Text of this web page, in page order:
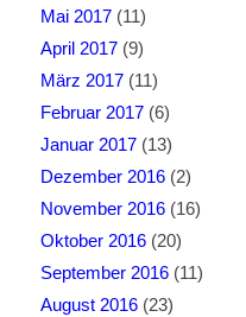
Mai 2017(11)
April 2017(9)
März 2017(11)
Februar 2017(6)
Januar 2017(13)
Dezember 2016(2)
November 2016(16)
Oktober 2016(20)
September 2016(11)
August 2016(23)